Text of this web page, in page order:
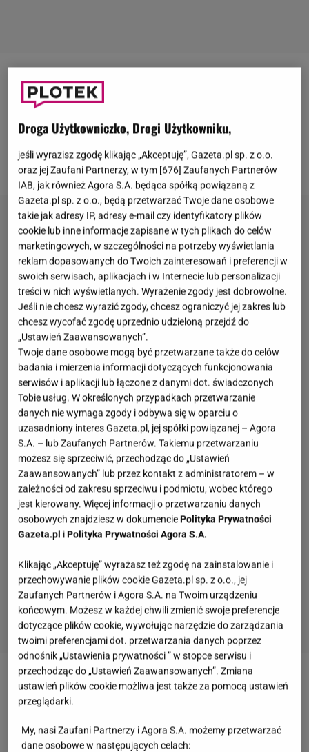
Meghan Marklezachwyciła zebranych swoją
stylizacją, gdy pojawiła sią na evencie Alliance for
Children's Rights w Beverly Hills. Księżna Sussex
Ralpha Laurena z odkrytymi ramionami.
Zobacz wideoTo Doda trzyma w lodówce. Niektóre
rzeczy mogą zaskoczyć
Meghan zachwyciła na ściance. Sukienka od Ralpha
Droga Użytkowniczko, Drogi Użytkowniku,
jeśli wyrazisz zgodę klikając „Akceptuję”, Gazeta.pl sp. z o.o.
oraz jej Zaufani Partnerzy, w tym [676] Zaufanych Partnerów
IAB, jak również Agora S.A. będąca spółką powiązaną z
Gazeta.pl sp. z o.o., będą przetwarzać Twoje dane osobowe
takie jak adresy IP, adresy e-mail czy identyfikatory plików
cookie lub inne informacje zapisane w tych plikach do celów
marketingowych, w szczególności na potrzeby wyświetlania
reklam dopasowanych do Twoich zainteresowań i preferencji w
swoich serwisach, aplikacjach i w Internecie lub personalizacji
treści w nich wyświetlanych. Wyrażenie zgody jest dobrowolne.
Jeśli nie chcesz wyrazić zgody, chcesz ograniczyć jej zakres lub
chcesz wycofać zgodę uprzednio udzieloną przejdź do
„Ustawień Zaawansowanych”.
Twoje dane osobowe mogą być przetwarzane także do celów
badania i mierzenia informacji dotyczących funkcjonowania
serwisów i aplikacji lub łączone z danymi dot. świadczonych
Tobie usług. W określonych przypadkach przetwarzanie
danych nie wymaga zgody i odbywa się w oparciu o
uzasadniony interes Gazeta.pl, jej spółki powiązanej – Agora
S.A. – lub Zaufanych Partnerów. Takiemu przetwarzaniu
możesz się sprzeciwić, przechodząc do „Ustawień
Zaawansowanych” lub przez kontakt z administratorem – w
zależności od zakresu sprzeciwu i podmiotu, wobec którego
jest kierowany. Więcej informacji o przetwarzaniu danych
osobowych znajdziesz w dokumenciePolityka Prywatności
Gazeta.pl iPolityka Prywatności Agora S.A.
Klikając „Akceptuję” wyrażasz też zgodę na zainstalowanie i
przechowywanie plików cookie Gazeta.pl sp. z o.o., jej
Zaufanych Partnerów i Agora S.A. na Twoim urządzeniu
końcowym. Możesz w każdej chwili zmienić swoje preferencje
dotyczące plików cookie, wywołując narzędzie do zarządzania
twoimi preferencjami dot. przetwarzania danych poprzez
odnośnik „Ustawienia prywatności ” w stopce serwisu i
przechodząc do „Ustawień Zaawansowanych”. Zmiana
ustawień plików cookie możliwa jest także za pomocą ustawień
przeglądarki.
My, nasi Zaufani Partnerzy i Agora S.A. możemy przetwarzać
dane osobowe w następujących celach: